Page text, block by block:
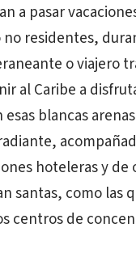
a pasar
residentes,
o viajero
al Caribe a
esas blancas
hoteleras y de
santas, como las
centros de